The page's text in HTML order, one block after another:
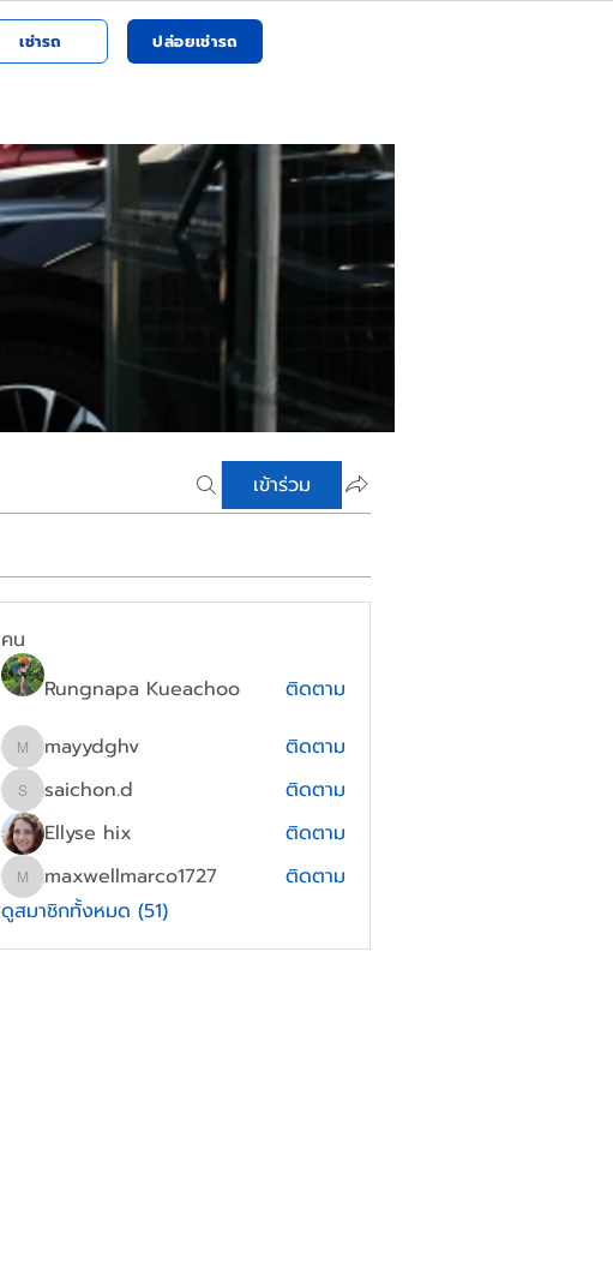
เช่ารถ ปล่อยเช่ารถ
เข้าร่วม
คน
Rungnapa Kueachoo
ติดตาม
mayydghv
mayydghv ติดตาม
saichon.d
saichon.d
ติดตาม
Ellyse hix
ติดตาม
maxwellmarco1727
maxwellmarco1727
ติดตาม
ดูสมาชิกทั้งหมด (51)